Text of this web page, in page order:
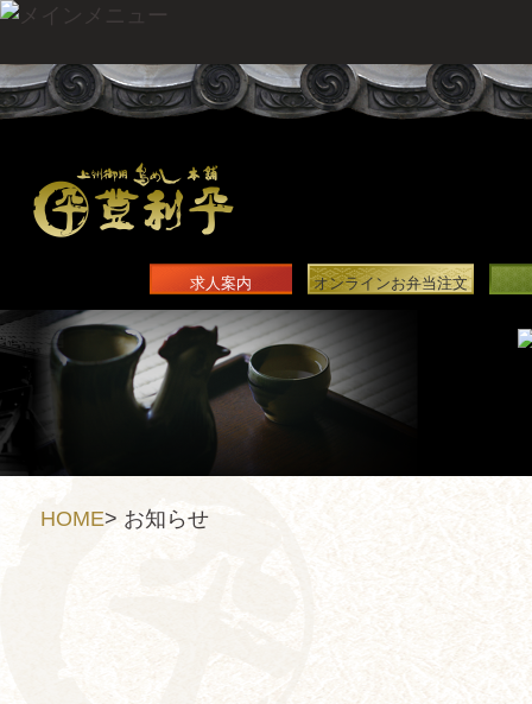
オンラインお弁当注文
求人案内
HOME> お知らせ